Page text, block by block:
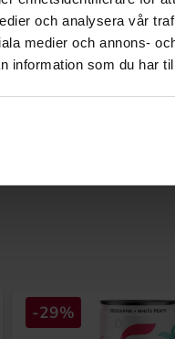
och analysera vår
medier och annons-
information som du har
25cl
2.09 EUR
-29%